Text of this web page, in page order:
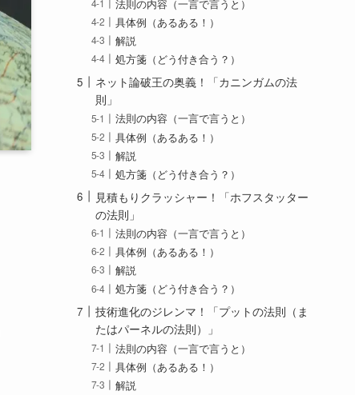
法則の内容（一言で言うと）
具体例（あるある！）
解説
処方箋（どう付き合う？）
ネット論破王の奥義！「カニンガムの法
則」
法則の内容（一言で言うと）
具体例（あるある！）
解説
処方箋（どう付き合う？）
見積もりクラッシャー！「ホフスタッター
の法則」
法則の内容（一言で言うと）
具体例（あるある！）
解説
処方箋（どう付き合う？）
技術進化のジレンマ！「プットの法則（ま
たはパーネルの法則）」
法則の内容（一言で言うと）
具体例（あるある！）
解説